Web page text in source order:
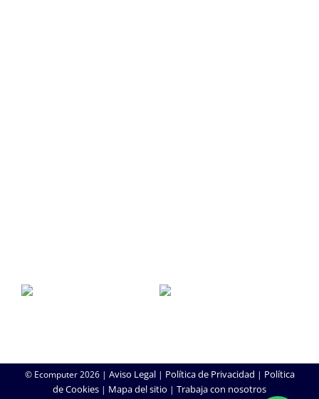
© Ecomputer2026 | Aviso Legal| Política de Privacidad | Política
de Cookies | Mapa del sitio | Trabaja con nosotros